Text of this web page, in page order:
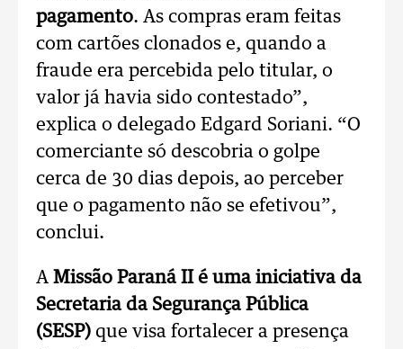
pagamento. As compras eram feitas
com cartões clonados e, quando a
fraude era percebida pelo titular, o
valor já havia sido contestado”,
explica o delegado Edgard Soriani. “O
comerciante só descobria o golpe
cerca de 30 dias depois, ao perceber
que o pagamento não se efetivou”,
conclui.
A Missão Paraná II é uma iniciativa da
Secretaria da Segurança Pública
(SESP) que visa fortalecer a presença